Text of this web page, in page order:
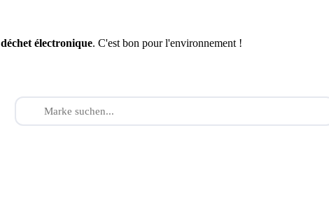
déchet électronique. C'est bon pour l'environnement !